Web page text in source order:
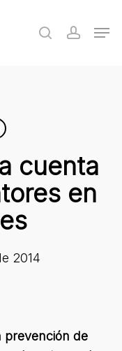
search
cuenta
en
2014
prevención de